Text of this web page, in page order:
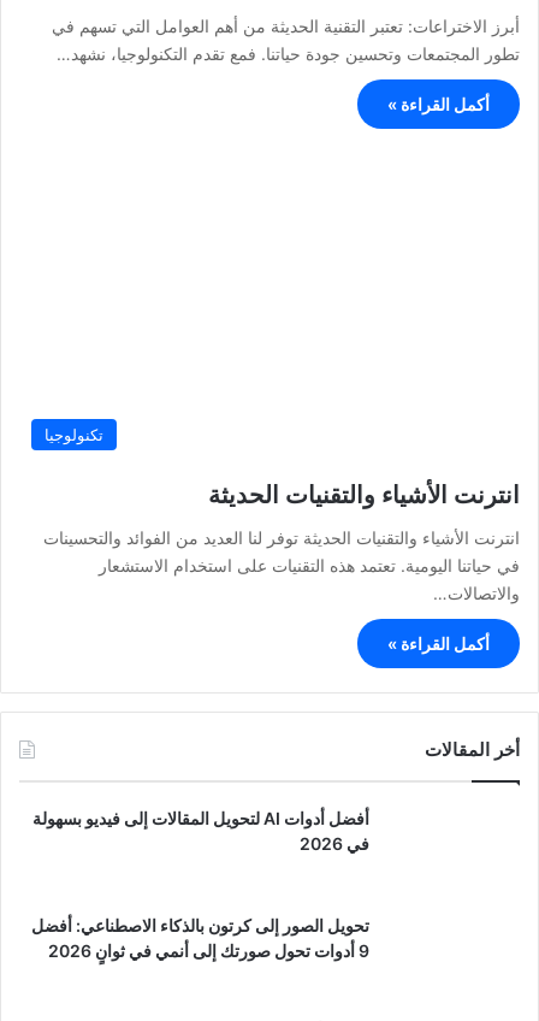
أبرز الاختراعات: تعتبر التقنية الحديثة من أهم العوامل التي تسهم في
تطور المجتمعات وتحسين جودة حياتنا. فمع تقدم التكنولوجيا، نشهد…
أكمل القراءة »
تكنولوجيا
انترنت الأشياء والتقنيات الحديثة
انترنت الأشياء والتقنيات الحديثة توفر لنا العديد من الفوائد والتحسينات
في حياتنا اليومية. تعتمد هذه التقنيات على استخدام الاستشعار
والاتصالات…
أكمل القراءة »
أخر المقالات
أفضل أدوات AI لتحويل المقالات إلى فيديو بسهولة
في 2026
تحويل الصور إلى كرتون بالذكاء الاصطناعي: أفضل
9 أدوات تحول صورتك إلى أنمي في ثوانٍ 2026